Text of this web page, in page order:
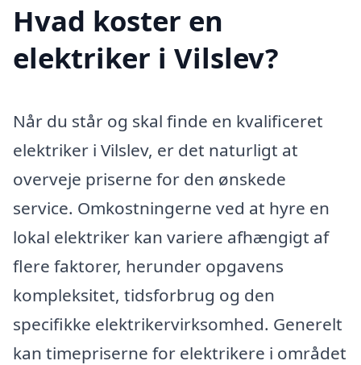
Hvad koster en
elektriker i Vilslev?
Når du står og skal finde en kvalificeret
elektriker i Vilslev, er det naturligt at
overveje priserne for den ønskede
service. Omkostningerne ved at hyre en
lokal elektriker kan variere afhængigt af
flere faktorer, herunder opgavens
kompleksitet, tidsforbrug og den
specifikke elektrikervirksomhed. Generelt
kan timepriserne for elektrikere i området